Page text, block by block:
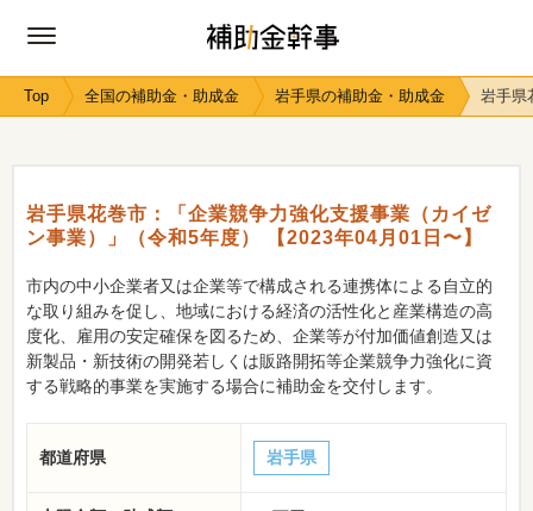
Top 全国の補助金・助成金 岩手県の補助金・助成金 岩手県
岩手県花巻市：「企業競争力強化支援事業（カイゼ
ン事業）」（令和5年度） 【2023年04月01日〜】
市内の中小企業者又は企業等で構成される連携体による自立的
な取り組みを促し、地域における経済の活性化と産業構造の高
度化、雇用の安定確保を図るため、企業等が付加価値創造又は
新製品・新技術の開発若しくは販路開拓等企業競争力強化に資
する戦略的事業を実施する場合に補助金を交付します。
都道府県 岩手県